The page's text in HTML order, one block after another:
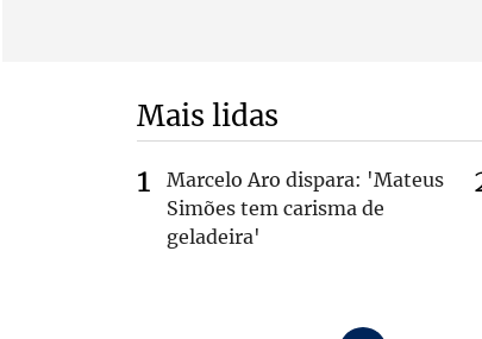
Mais lidas
Marcelo Aro dispara: 'Mateus
Simões tem carisma de
geladeira'